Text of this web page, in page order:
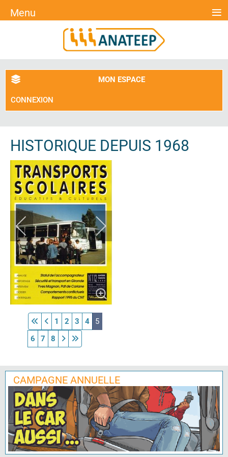
MON ESPACE
CONNEXION
HISTORIQUE DEPUIS 1968
1 2 3 4
5
6
7 8
CAMPAGNE ANNUELLE
Menu ≡